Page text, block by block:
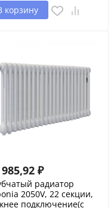
корзину
₽
радиатор
2050V, 22 секции,
подключение(с